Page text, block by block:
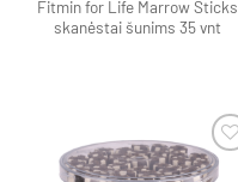
Fitmin for Life Marrow Sticks
skanėstai šunims 35 vnt